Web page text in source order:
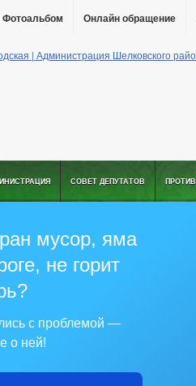
Фотоальбом Онлайн обращение
СОВЕТ ДЕПУТАТОВ
мусор, яма
не горит
с проблемой —
о ней!